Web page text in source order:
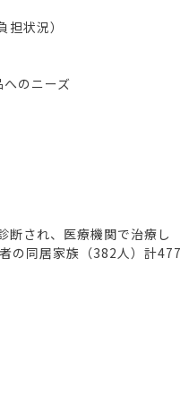
状況）
のニーズ
断され、医療機関で治療し
の同居家族（382人）計477